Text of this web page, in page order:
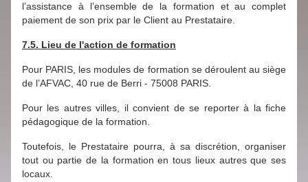
l’assistance à l’ensemble de la formation et au complet
paiement de son prix par le Client au Prestataire.
7.5. Lieu de l'action de formation
Pour PARIS, les modules de formation se déroulent au siège
de l’AFVAC, 40 rue de Berri - 75008 PARIS.
Pour les autres villes, il convient de se reporter à la fiche
pédagogique de la formation.
Toutefois, le Prestataire pourra, à sa discrétion, organiser
tout ou partie de la formation en tous lieux autres que ses
locaux.